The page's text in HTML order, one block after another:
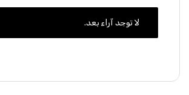
لا توجد آراء بعد.